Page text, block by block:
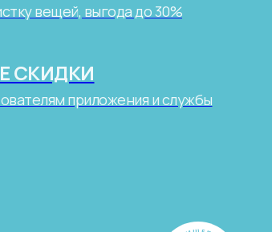
вещей, выгода до 30%
СКИДКИ
приложения и службы